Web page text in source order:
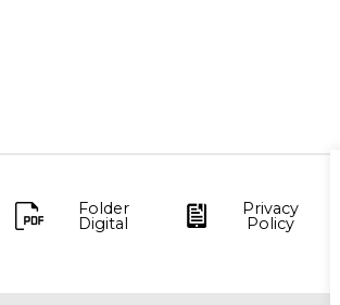
Folder
Digital
Privacy
Policy